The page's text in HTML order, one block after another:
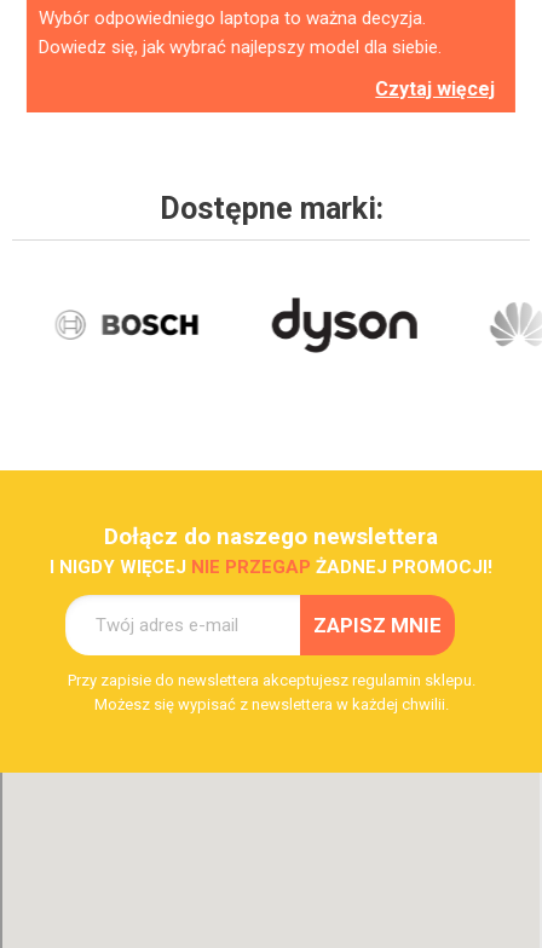
Wybór odpowiedniego laptopa to ważna decyzja.
Dowiedz się, jak wybrać najlepszy model dla siebie.
Czytaj więcej
Dostępne marki:
Dołącz do naszego newslettera
I NIGDY WIĘCEJ NIE PRZEGAP ŻADNEJ PROMOCJI!
Przy zapisie do newslettera akceptujesz regulamin sklepu.
Możesz się wypisać z newslettera w każdej chwilii.